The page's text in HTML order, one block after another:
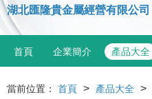
湖北匯隆貴金屬經營有限公司
首頁 企業簡介 產品大全
當前位置： 首頁 > 產品大全 >